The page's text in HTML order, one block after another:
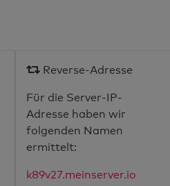
Reverse-Adresse
Für die Server-IP-
Adresse haben wir
folgenden Namen
ermittelt:
k89v27.meinserver.io